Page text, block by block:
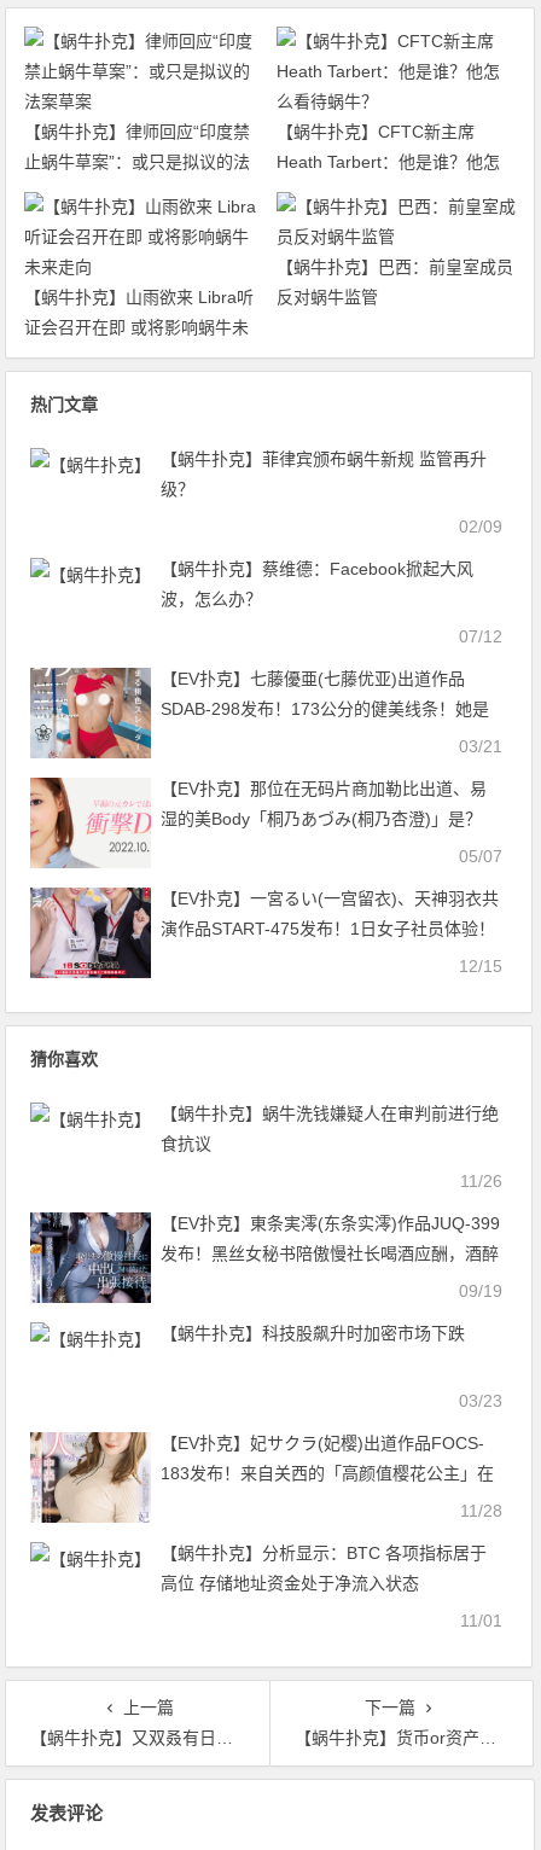
【蜗牛扑克】律师回应“印度禁
止蜗牛草案”：或只是拟议的法
案草案
【蜗牛扑克】CFTC新主席
Heath Tarbert：他是谁？他怎
么看待蜗牛？
【蜗牛扑克】山雨欲来 Libra听
证会召开在即 或将影响蜗牛未
来走向
【蜗牛扑克】巴西：前皇室成员
反对蜗牛监管
热门文章
【蜗牛扑克】菲律宾颁布蜗牛新规 监管再升
级？
02/09
【蜗牛扑克】蔡维德：Facebook掀起大风
波，怎么办？
07/12
【EV扑克】七藤優亜(七藤优亚)出道作品
SDAB-298发布！173公分的健美线条！她是
03/21
【EV扑克】那位在无码片商加勒比出道、易
湿的美Body「桐乃あづみ(桐乃杏澄)」是？
05/07
【EV扑克】一宮るい(一宫留衣)、天神羽衣共
演作品START-475发布！1日女子社员体验！
SOD STAR最强新人共演！【EV扑克官网】
12/15
猜你喜欢
【蜗牛扑克】蜗牛洗钱嫌疑人在审判前进行绝
食抗议
11/26
【EV扑克】東条実澪(东条实澪)作品JUQ-399
发布！黑丝女秘书陪傲慢社长喝酒应酬，酒醉
后被带到小房间强迫性招待【EV扑克官网】
09/19
【蜗牛扑克】科技股飙升时加密市场下跌
03/23
【EV扑克】妃サクラ(妃樱)出道作品FOCS-
183发布！来自关西的「高颜值樱花公主」在
11/28
【蜗牛扑克】分析显示：BTC 各项指标居于
高位 存储地址资金处于净流入状态
11/01
上一篇
【蜗牛扑克】又双叒有日本加密货币交易所要成立自我监管组织啦！
下一篇
【蜗牛扑克】货币or资产：世界各国政府是如何定义加密货币的？
发表评论